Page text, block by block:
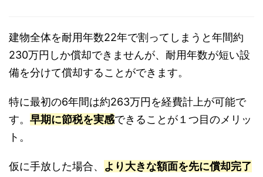
建物全体を耐用年数22年で割ってしまうと年間約
230万円しか償却できませんが、耐用年数が短い設
備を分けて償却することができます。
特に最初の6年間は約263万円を経費計上が可能で
す。 早期に節税を実感できることが１つ目のメリッ
ト。
仮に手放した場合、 より大きな額面を先に償却完了